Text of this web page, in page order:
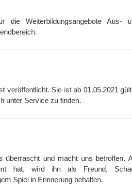
Weiterbildungsangebote Aus-
veröffentlicht. Sie ist ab 01.05.2021
unter Service zu finden.
überrascht und macht uns betroffen.
hat, wird ihn als Freund,
Spiel in Erinnerung behalten.